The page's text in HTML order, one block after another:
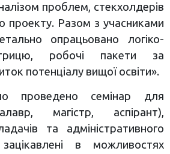
проблем, стекхолдерів
проекту. Разом з учасниками
опрацьовано логіко-
робочі пакети за
потенціалу вищої освіти».
проведено семінар для
магістр, аспірант),
та адміністративного
в можливостях